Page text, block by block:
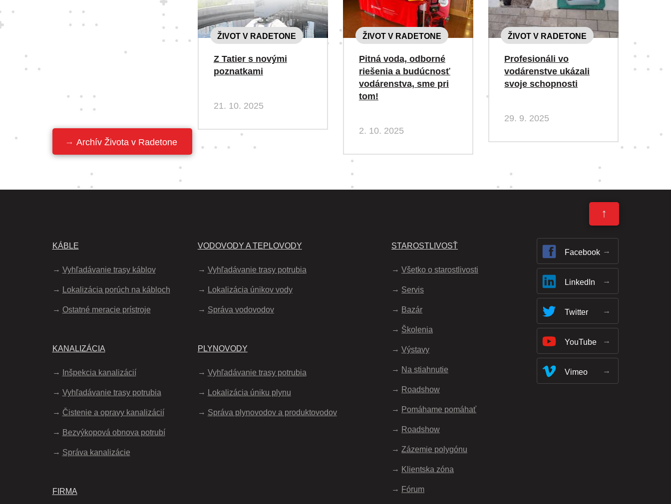
ŽIVOT V RADETONE
Z Tatier s novými
poznatkami
21. 10. 2025
ŽIVOT V RADETONE
Pitná voda, odborné
riešenia a budúcnosť
vodárenstva, sme pri
tom!
2. 10. 2025
ŽIVOT V RADETONE
Profesionáli vo
vodárenstve ukázali
svoje schopnosti
29. 9. 2025
Archív Života v Radetone
↑
KÁBLE
Vyhľadávanie trasy káblov
Lokalizácia porúch na kábloch
Ostatné meracie prístroje
KANALIZÁCIA
Inšpekcia kanalizácií
Vyhľadávanie trasy potrubia
Čistenie a opravy kanalizácií
Bezvýkopová obnova potrubí
Správa kanalizácie
FIRMA
VODOVODY A TEPLOVODY
Vyhľadávanie trasy potrubia
Lokalizácia únikov vody
Správa vodovodov
PLYNOVODY
Vyhľadávanie trasy potrubia
Lokalizácia úniku plynu
Správa plynovodov a produktovodov
STAROSTLIVOSŤ
Všetko o starostlivosti
Servis
Bazár
Školenia
Výstavy
Na stiahnutie
Roadshow
Pomáhame pomáhať
Roadshow
Zázemie polygónu
Klientska zóna
Fórum
Facebook
LinkedIn
Twitter
YouTube
Vimeo